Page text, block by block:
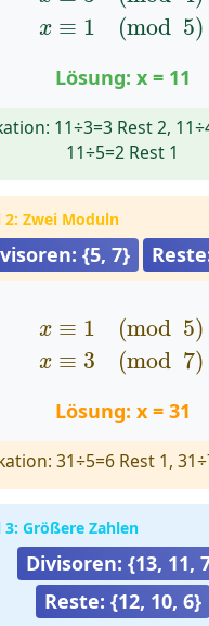
x ≡ 1 (mod 5)
Lösung: x = 11
11÷3=3 Rest 2,
11÷5=2 Rest 1
2: Zwei Moduln
{5, 7}
x ≡ 1 (mod 5)
x ≡ 3 (mod 7)
x≡1( mod5)x≡ 3(
Lösung: x = 31
31÷5=6 Rest 1,
3: Größere Zahlen
Divisoren: {13, 11,
Reste: {12, 10, 6}